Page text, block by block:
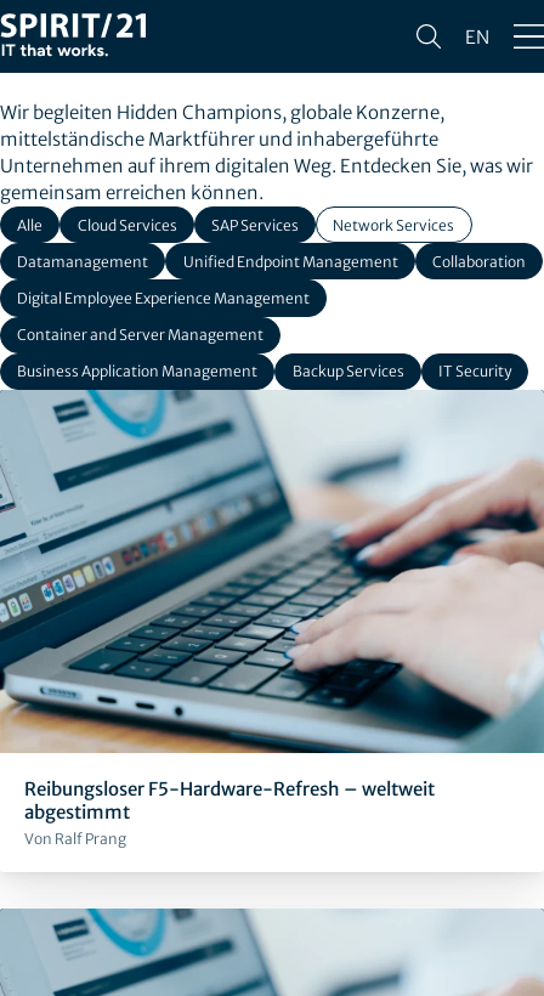
EN
REFERENZEN &
KUNDENPROJEKTE
Wir begleiten Hidden Champions, globale Konzerne,
mittelständische Marktführer und inhabergeführte
Unternehmen auf ihrem digitalen Weg. Entdecken Sie, was wir
gemeinsam erreichen können.
Alle Cloud Services SAP Services Network Services
Datamanagement Unified Endpoint Management Collaboration
Digital Employee Experience Management
Container and Server Management
Business Application Management Backup Services IT Security
Reibungsloser F5-Hardware-Refresh – weltweit
abgestimmt
Von Ralf Prang